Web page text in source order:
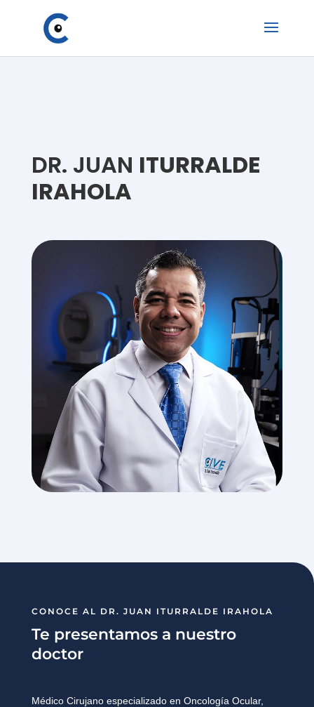
DR. JUAN ITURRALDE
IRAHOLA
CONOCE AL DR. JUAN ITURRALDE IRAHOLA
Te presentamos a nuestro
doctor
Médico Cirujano especializado en Oncología Ocular,